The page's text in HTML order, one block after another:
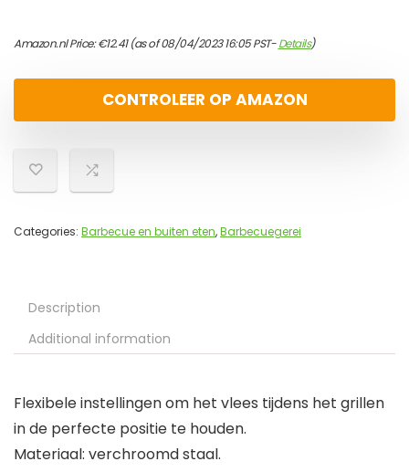
Amazon.nl Price:€12.41(as of 08/04/2023 16:05 PST-Details)
CONTROLEER OP AMAZON
Categories: Barbecue en buiten eten,Barbecuegerei
Description
Additional information
Flexibele instellingen om het vlees tijdens het grillen
in de perfecte positie te houden.
Materiaal: verchroomd staal.